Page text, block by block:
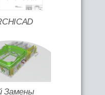
Замены